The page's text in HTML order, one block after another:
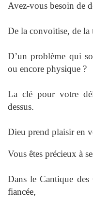
Avez-vous besoin de
De la convoitise, de la
D’un problème qui
ou encore physique ?
La clé pour votre
dessus.
Dieu prend plaisir en
Vous êtes précieux à
Dans le Cantique
fiancée,